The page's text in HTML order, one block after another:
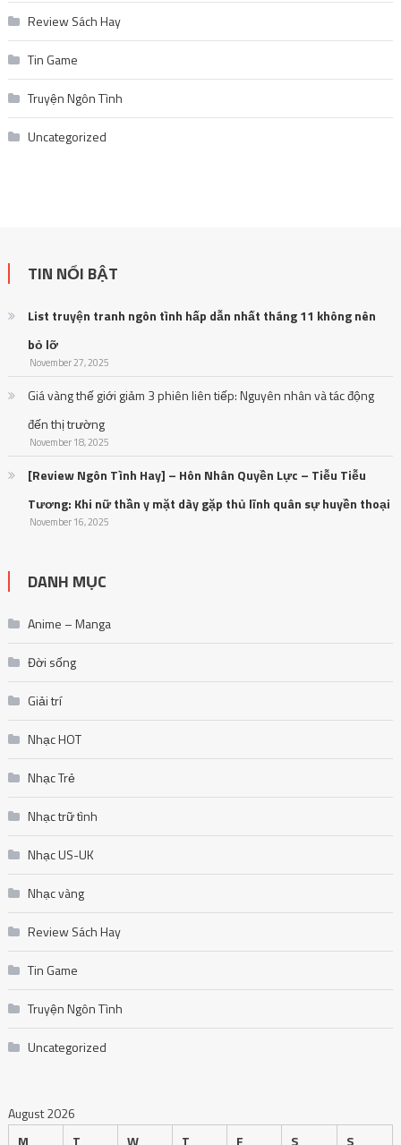
Review Sách Hay
Tin Game
Truyện Ngôn Tình
Uncategorized
TIN NỔI BẬT
List truyện tranh ngôn tình hấp dẫn nhất tháng 11 không nên
bỏ lỡ
November 27, 2025
Giá vàng thế giới giảm 3 phiên liên tiếp: Nguyên nhân và tác động
đến thị trường
November 18, 2025
[Review Ngôn Tình Hay] – Hôn Nhân Quyền Lực – Tiễu Tiễu
Tương: Khi nữ thần y mặt dày gặp thủ lĩnh quân sự huyền thoại
November 16, 2025
DANH MỤC
Anime – Manga
Đời sống
Giải trí
Nhạc HOT
Nhạc Trẻ
Nhạc trữ tình
Nhạc US-UK
Nhạc vàng
Review Sách Hay
Tin Game
Truyện Ngôn Tình
Uncategorized
August 2026
M
T W T F S S